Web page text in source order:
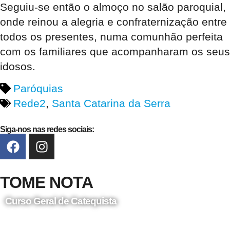
Seguiu-se então o almoço no salão paroquial,
onde reinou a alegria e confraternização entre
todos os presentes, numa comunhão perfeita
com os familiares que acompanharam os seus
idosos.
Paróquias
Rede2, Santa Catarina da Serra
Siga-nos nas redes sociais:
TOME NOTA
Curso Geral de Catequista